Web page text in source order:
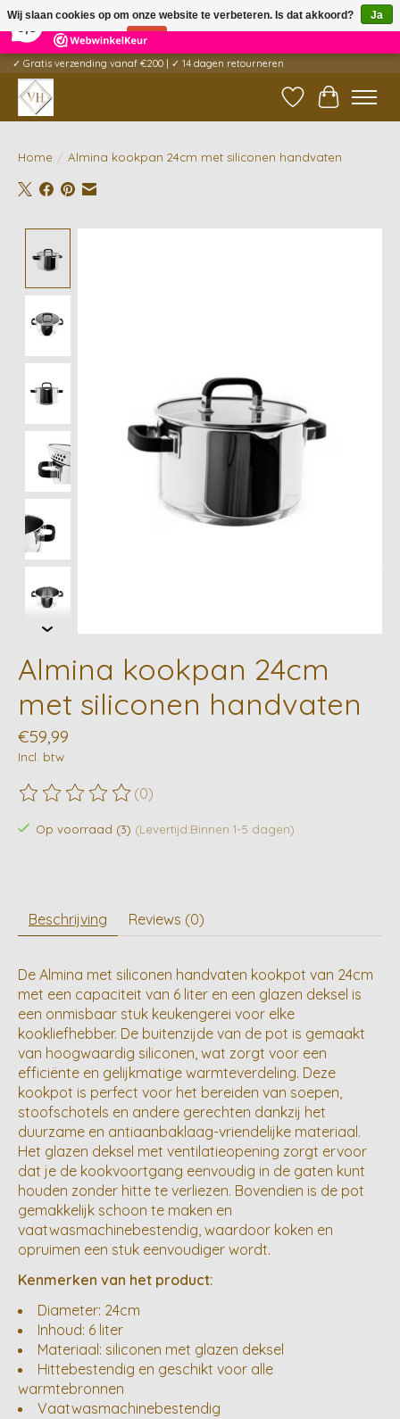
5 Reviews ×
✓ Gratis verzending vanaf €200 | ✓ 14 dagen retourneren
Verlanglijst
Home / Almina kookpan 24cm met siliconen handvaten
Almina kookpan 24cm
met siliconen handvaten
€59,99
Incl. btw
De beoordeling van dit product is
(0)
Op voorraad (3) (Levertijd:Binnen 1-5 dagen)
Beschrijving Reviews (0)
De Almina met siliconen handvaten kookpot van 24cm
met een capaciteit van 6 liter en een glazen deksel is
een onmisbaar stuk keukengerei voor elke
kookliefhebber. De buitenzijde van de pot is gemaakt
van hoogwaardig siliconen, wat zorgt voor een
efficiënte en gelijkmatige warmteverdeling. Deze
kookpot is perfect voor het bereiden van soepen,
stoofschotels en andere gerechten dankzij het
duurzame en antiaanbaklaag-vriendelijke materiaal.
Het glazen deksel met ventilatieopening zorgt ervoor
dat je de kookvoortgang eenvoudig in de gaten kunt
houden zonder hitte te verliezen. Bovendien is de pot
gemakkelijk schoon te maken en
vaatwasmachinebestendig, waardoor koken en
opruimen een stuk eenvoudiger wordt.
Kenmerken van het product:
Diameter: 24cm
Inhoud: 6 liter
Materiaal: siliconen met glazen deksel
Hittebestendig en geschikt voor alle
warmtebronnen
Vaatwasmachinebestendig
Wij slaan cookies op om onze website te verbeteren. Is dat akkoord?
Ja
Nee